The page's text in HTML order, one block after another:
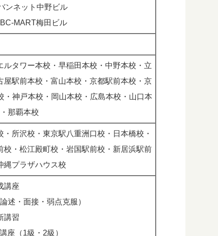
ンネット中野ビル
MART梅田ビル
タワー本校・早稲田本校・中野本校・立
駅前本校・富山本校・京都駅前本校・京
神戸本校・岡山本校・広島本校・山口本
那覇本校
所沢校・東京駅八重洲口校・日本橋校・
・松江殿町校・岩国駅前校・新居浜駅前
縄プラザハウス校
講座
述・面接・弱点克服）
講習
座（1級・2級）